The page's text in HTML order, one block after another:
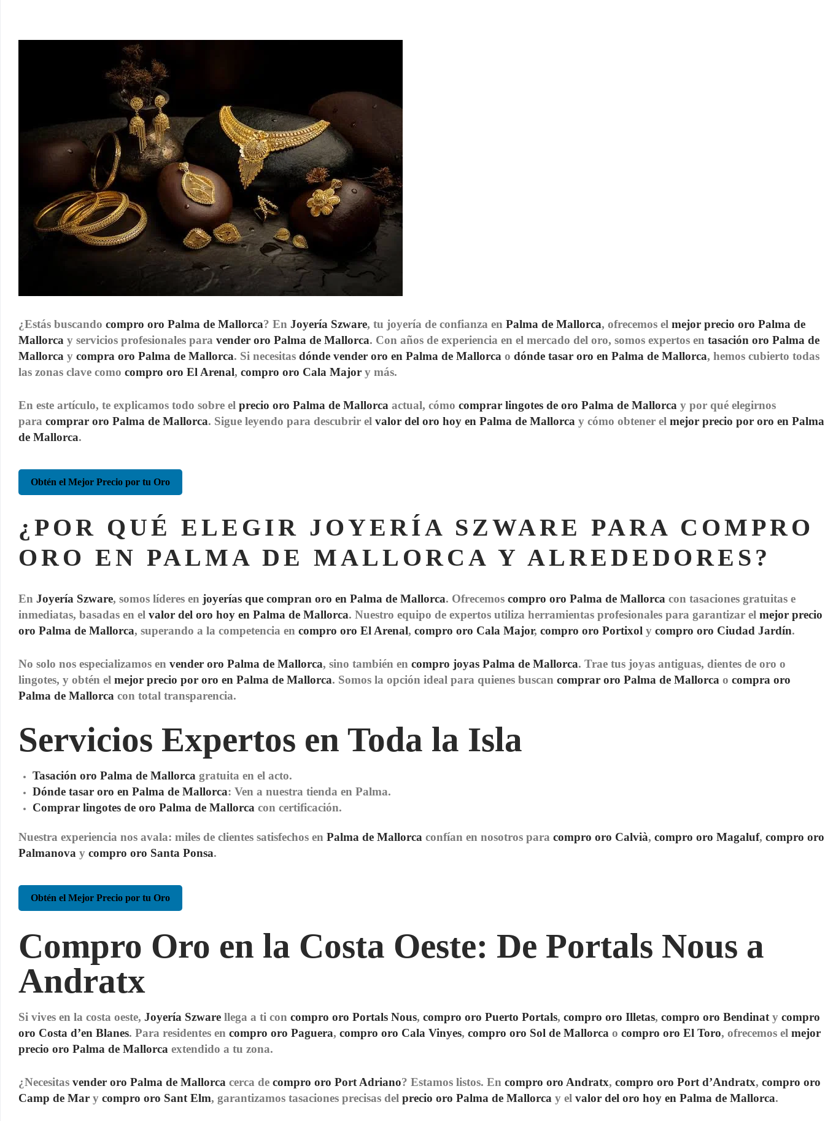
¿Estás buscando compro oro Palma de Mallorca? En Joyería Szware, tu joyería de confianza en Palma de Mallorca, ofrecemos el mejor precio oro Palma de
Mallorca y servicios profesionales para vender oro Palma de Mallorca. Con años de experiencia en el mercado del oro, somos expertos en tasación oro Palma de
Mallorca y compra oro Palma de Mallorca. Si necesitas dónde vender oro en Palma de Mallorca o dónde tasar oro en Palma de Mallorca, hemos cubierto todas
las zonas clave como compro oro El Arenal, compro oro Cala Major y más.
En este artículo, te explicamos todo sobre el precio oro Palma de Mallorca actual, cómo comprar lingotes de oro Palma de Mallorca y por qué elegirnos
para comprar oro Palma de Mallorca. Sigue leyendo para descubrir el valor del oro hoy en Palma de Mallorca y cómo obtener el mejor precio por oro en Palma
de Mallorca.
Obtén el Mejor Precio por tu Oro
¿POR QUÉ ELEGIR JOYERÍA SZWARE PARA COMPRO
ORO EN PALMA DE MALLORCA Y ALREDEDORES?
En Joyería Szware, somos líderes en joyerías que compran oro en Palma de Mallorca. Ofrecemos compro oro Palma de Mallorca con tasaciones gratuitas e
inmediatas, basadas en el valor del oro hoy en Palma de Mallorca. Nuestro equipo de expertos utiliza herramientas profesionales para garantizar el mejor precio
oro Palma de Mallorca, superando a la competencia en compro oro El Arenal, compro oro Cala Major, compro oro Portixol y compro oro Ciudad Jardín.
No solo nos especializamos en vender oro Palma de Mallorca, sino también en compro joyas Palma de Mallorca. Trae tus joyas antiguas, dientes de oro o
lingotes, y obtén el mejor precio por oro en Palma de Mallorca. Somos la opción ideal para quienes buscan comprar oro Palma de Mallorca o compra oro
Palma de Mallorca con total transparencia.
Servicios Expertos en Toda la Isla
Tasación oro Palma de Mallorca gratuita en el acto.
Dónde tasar oro en Palma de Mallorca: Ven a nuestra tienda en Palma.
Comprar lingotes de oro Palma de Mallorca con certificación.
Nuestra experiencia nos avala: miles de clientes satisfechos en Palma de Mallorca confían en nosotros para compro oro Calvià, compro oro Magaluf, compro oro
Palmanova y compro oro Santa Ponsa.
Obtén el Mejor Precio por tu Oro
Compro Oro en la Costa Oeste: De Portals Nous a
Andratx
Si vives en la costa oeste, Joyería Szware llega a ti con compro oro Portals Nous, compro oro Puerto Portals, compro oro Illetas, compro oro Bendinat y compro
oro Costa d’en Blanes. Para residentes en compro oro Paguera, compro oro Cala Vinyes, compro oro Sol de Mallorca o compro oro El Toro, ofrecemos el mejor
precio oro Palma de Mallorca extendido a tu zona.
¿Necesitas vender oro Palma de Mallorca cerca de compro oro Port Adriano? Estamos listos. En compro oro Andratx, compro oro Port d’Andratx, compro oro
Camp de Mar y compro oro Sant Elm, garantizamos tasaciones precisas del precio oro Palma de Mallorca y el valor del oro hoy en Palma de Mallorca.